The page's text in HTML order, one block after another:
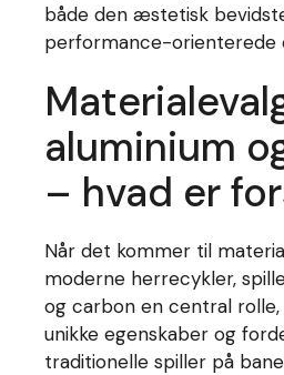
både den æstetisk
performance-orienterede
aluminium
– hvad er
Når det kommer til
moderne herrecykler,
og carbon en central
unikke egenskaber og
traditionelle spiller på